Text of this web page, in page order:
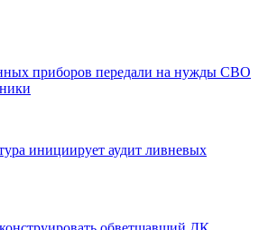
приборов передали на нужды СВО
инициирует аудит ливневых